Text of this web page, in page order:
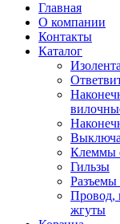
Главная
О компании
Контакты
Каталог
Клеммы
Гильзы
Разъемы
Провод,
жгуты